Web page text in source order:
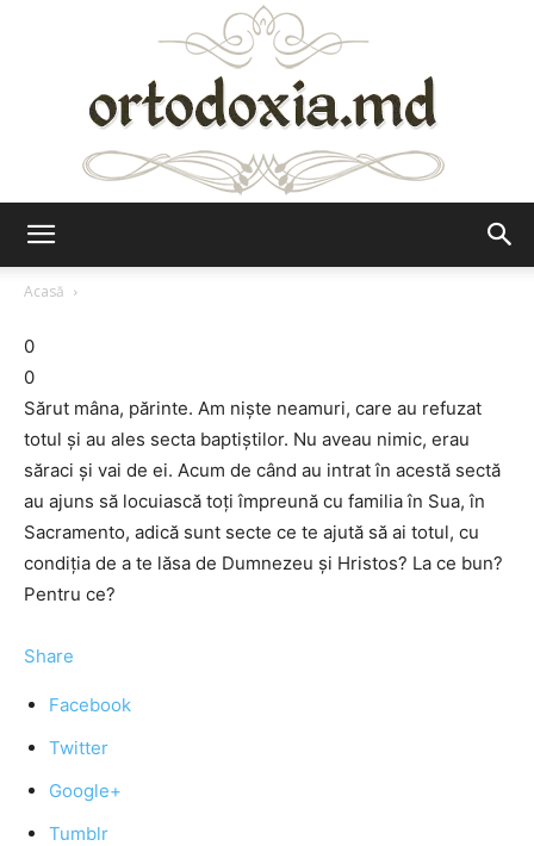
Acasă
0
0
Sărut mâna, părinte. Am nişte neamuri, care au refuzat
totul şi au ales secta baptiştilor. Nu aveau nimic, erau
săraci şi vai de ei. Acum de când au intrat în acestă sectă
au ajuns să locuiască toţi împreună cu familia în Sua, în
Sacramento, adică sunt secte ce te ajută să ai totul, cu
condiţia de a te lăsa de Dumnezeu şi Hristos? La ce bun?
Pentru ce?
Share
Facebook
Twitter
Google+
Tumblr